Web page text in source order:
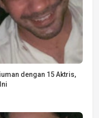
dengan 15 Aktris,